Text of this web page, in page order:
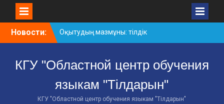
Новости:
Оқытудың мазмұны: тілдік
дағдылар және
стратегиялар
АХМЕТ БАЙТҰРСЫНҰЛЫ
АТЫНДАҒЫ «ҮЗДІК
ОҚЫТУШЫ-2026»
КГУ "Областной центр обучения
языкам "Тілдарын"
КГУ "Областной центр обучения языкам "Тілдарын"